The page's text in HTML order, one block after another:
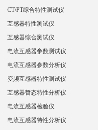
CT/PT综合特性测试仪
互感器特性测试仪
互感器综合测试仪
电流互感器参数测试仪
电流互感器参数分析仪
变频互感器特性测试仪
互感器暂态特性分析仪
电流互感器检验仪
电流互感器特性分析仪